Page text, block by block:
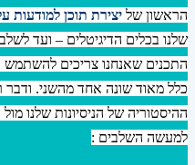
הראשון של יצירת תוכן למודעות
שלנו בכלים הדיגיטלים – ועד
התכנים שאנחנו צריכים
כלל מאוד שונה אחד מהשני.
ההיסטוריה של הניסיונות שלנו
למעשה השלבים :